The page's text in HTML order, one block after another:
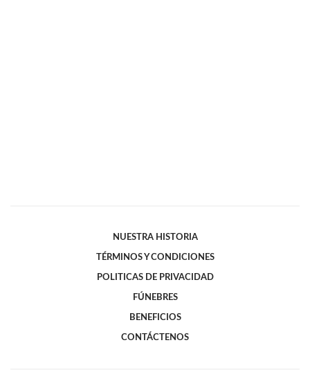
NUESTRA HISTORIA
TÉRMINOS Y CONDICIONES
POLITICAS DE PRIVACIDAD
FÚNEBRES
BENEFICIOS
CONTÁCTENOS